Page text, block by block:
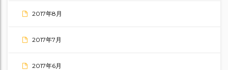
2017年8月
2017年7月
2017年6月